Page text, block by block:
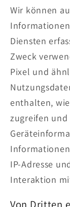
Wir können
Diensten
Zweck
Pixel und
enthalten,
zugreifen
IP-Adresse
Interaktion